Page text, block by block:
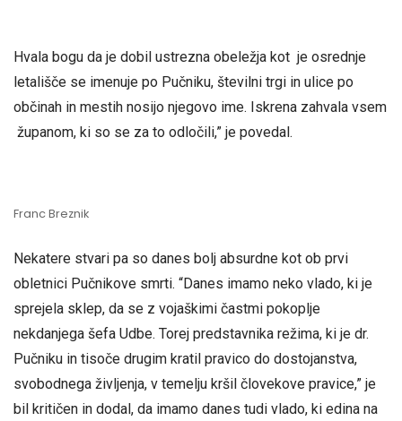
Hvala bogu da je dobil ustrezna obeležja kot je osrednje
letališče se imenuje po Pučniku, številni trgi in ulice po
občinah in mestih nosijo njegovo ime. Iskrena zahvala vsem
županom, ki so se za to odločili,” je povedal.
Franc Breznik
Nekatere stvari pa so danes bolj absurdne kot ob prvi
obletnici Pučnikove smrti. “Danes imamo neko vlado, ki je
sprejela sklep, da se z vojaškimi častmi pokoplje
nekdanjega šefa Udbe. Torej predstavnika režima, ki je dr.
Pučniku in tisoče drugim kratil pravico do dostojanstva,
svobodnega življenja, v temelju kršil človekove pravice,” je
bil kritičen in dodal, da imamo danes tudi vlado, ki edina na